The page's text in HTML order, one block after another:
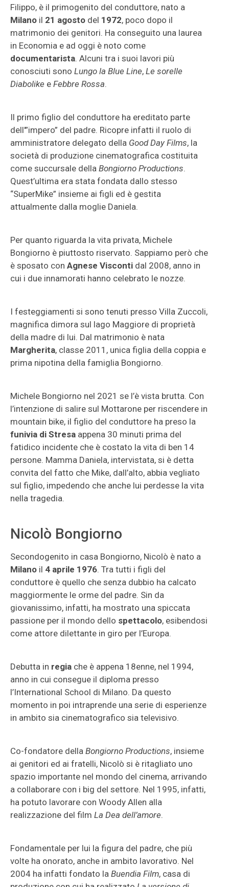
Filippo, è il primogenito del conduttore, nato a
Milano il 21 agosto del 1972, poco dopo il
matrimonio dei genitori. Ha conseguito una laurea
in Economia e ad oggi è noto come
documentarista. Alcuni tra i suoi lavori più
conosciuti sono Lungo la Blue Line, Le sorelle
Diabolike e Febbre Rossa.
Il primo figlio del conduttore ha ereditato parte
dell'”impero” del padre. Ricopre infatti il ruolo di
amministratore delegato della Good Day Films, la
società di produzione cinematografica costituita
come succursale della Bongiorno Productions.
Quest’ultima era stata fondata dallo stesso
“SuperMike” insieme ai figli ed è gestita
attualmente dalla moglie Daniela.
Per quanto riguarda la vita privata, Michele
Bongiorno è piuttosto riservato. Sappiamo però che
è sposato con Agnese Visconti dal 2008, anno in
cui i due innamorati hanno celebrato le nozze.
I festeggiamenti si sono tenuti presso Villa Zuccoli,
magnifica dimora sul lago Maggiore di proprietà
della madre di lui. Dal matrimonio è nata
Margherita, classe 2011, unica figlia della coppia e
prima nipotina della famiglia Bongiorno.
Michele Bongiorno nel 2021 se l’è vista brutta. Con
l’intenzione di salire sul Mottarone per riscendere in
mountain bike, il figlio del conduttore ha preso la
funivia di Stresa appena 30 minuti prima del
fatidico incidente che è costato la vita di ben 14
persone. Mamma Daniela, intervistata, si è detta
convita del fatto che Mike, dall’alto, abbia vegliato
sul figlio, impedendo che anche lui perdesse la vita
nella tragedia.
Nicolò Bongiorno
Secondogenito in casa Bongiorno, Nicolò è nato a
Milano il 4 aprile 1976. Tra tutti i figli del
conduttore è quello che senza dubbio ha calcato
maggiormente le orme del padre. Sin da
giovanissimo, infatti, ha mostrato una spiccata
passione per il mondo dello spettacolo, esibendosi
come attore dilettante in giro per l’Europa.
Debutta in regia che è appena 18enne, nel 1994,
anno in cui consegue il diploma presso
l’International School di Milano. Da questo
momento in poi intraprende una serie di esperienze
in ambito sia cinematografico sia televisivo.
Co-fondatore della Bongiorno Productions, insieme
ai genitori ed ai fratelli, Nicolò si è ritagliato uno
spazio importante nel mondo del cinema, arrivando
a collaborare con i big del settore. Nel 1995, infatti,
ha potuto lavorare con Woody Allen alla
realizzazione del film La Dea dell’amore.
Fondamentale per lui la figura del padre, che più
volte ha onorato, anche in ambito lavorativo. Nel
2004 ha infatti fondato la Buendia Film, casa di